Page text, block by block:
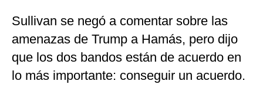
Sullivan se negó a comentar sobre las
amenazas de Trump a Hamás, pero dijo
que los dos bandos están de acuerdo en
lo más importante: conseguir un acuerdo.